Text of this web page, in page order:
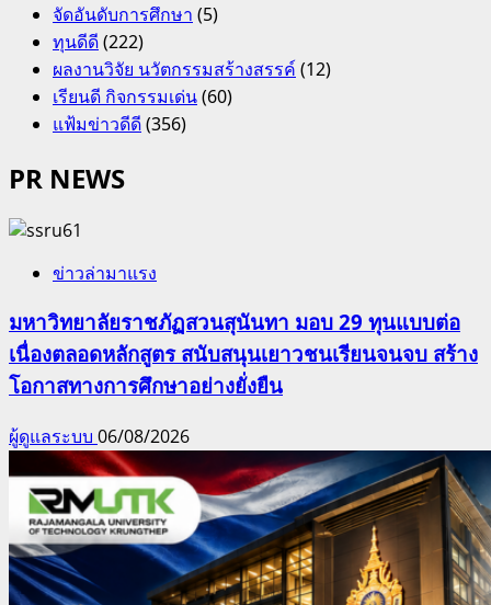
จัดอันดับการศึกษา (5)
ทุนดีดี(222)
ผลงานวิจัย นวัตกรรมสร้างสรรค์ (12)
เรียนดี กิจกรรมเด่น(60)
แฟ้มข่าวดีดี(356)
PR NEWS
ข่าวล่ามาแรง
มหาวิทยาลัยราชภัฏสวนสุนันทา มอบ 29 ทุนแบบต่อ
เนื่องตลอดหลักสูตร สนับสนุนเยาวชนเรียนจนจบ สร้าง
โอกาสทางการศึกษาอย่างยั่งยืน
ผู้ดูแลระบบ 06/08/2026